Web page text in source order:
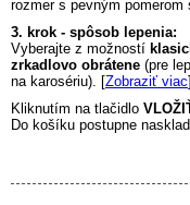
rozmer s pevným pomerom
3. krok - spôsob lepenia:
Vyberajte z možností
zrkadlovo obrátene (pre
na karosériu). [Zobraziť viac]
Kliknutím na tlačidlo
Do košíku postupne